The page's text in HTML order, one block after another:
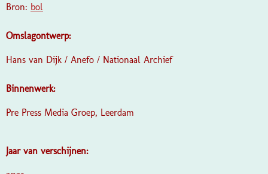
Bron: bol
Omslagontwerp:
Hans van Dijk / Anefo / Nationaal Archief
Binnenwerk:
Pre Press Media Groep, Leerdam
Jaar van verschijnen: